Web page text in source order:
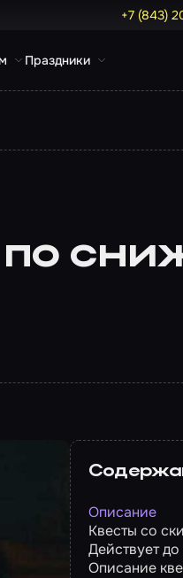
+7 (843)
Праздники
Описание
Квесты со
Действует
Описание